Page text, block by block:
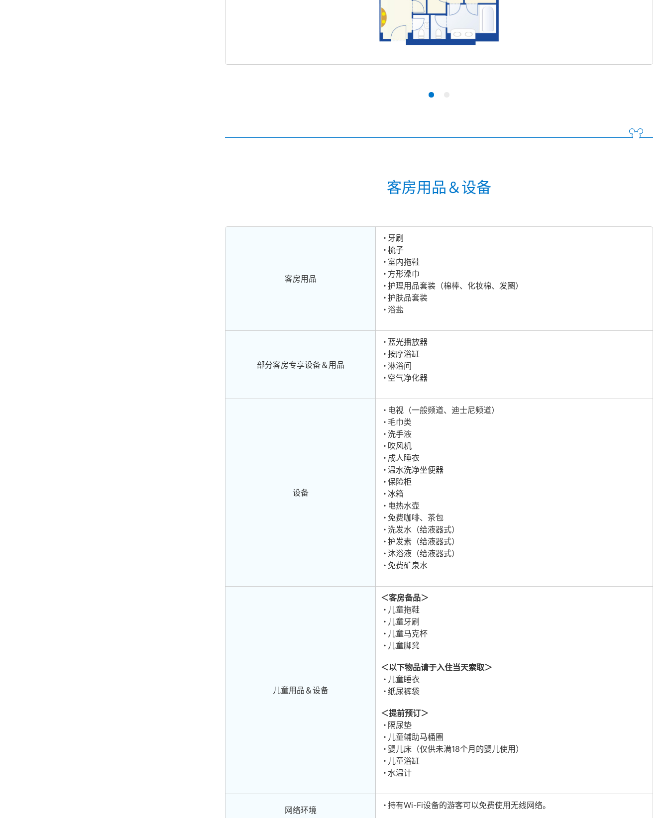
客房用品＆设备
客房用品
牙刷
梳子
室内拖鞋
方形澡巾
护理用品套装（棉棒、化妆棉、发圈）
护肤品套装
浴盐
部分客房专享设备＆用品
蓝光播放器
按摩浴缸
淋浴间
空气净化器
设备
电视（一般频道、迪士尼频道）
毛巾类
洗手液
吹风机
成人睡衣
温水洗净坐便器
保险柜
冰箱
电热水壶
免费咖啡、茶包
洗发水（给液器式）
护发素（给液器式）
沐浴液（给液器式）
免费矿泉水
儿童用品＆设备
＜客房备品＞
儿童拖鞋
儿童牙刷
儿童马克杯
儿童脚凳
＜以下物品请于入住当天索取＞
儿童睡衣
纸尿裤袋
＜提前预订＞
隔尿垫
儿童辅助马桶圈
婴儿床（仅供未满18个月的婴儿使用）
儿童浴缸
水温计
网络环境 持有Wi-Fi设备的游客可以免费使用无线网络。